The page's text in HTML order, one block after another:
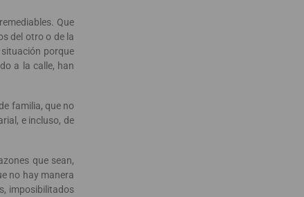
Que
del otro o de la
porque
a la calle, han
familia, que no
e incluso, de
que sean,
no hay manera
imposibilitados